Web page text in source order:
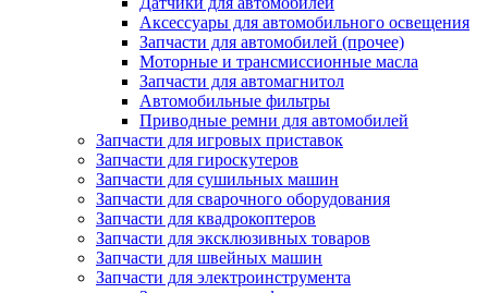
Аксессуары для автомобильного освещения
Запчасти для автомобилей (прочее)
Моторные и трансмиссионные масла
Запчасти для автомагнитол
Автомобильные фильтры
Приводные ремни для автомобилей
Запчасти для игровых приставок
Запчасти для гироскутеров
Запчасти для сушильных машин
Запчасти для сварочного оборудования
Запчасти для квадрокоптеров
Запчасти для эксклюзивных товаров
Запчасти для швейных машин
Запчасти для электроинструмента